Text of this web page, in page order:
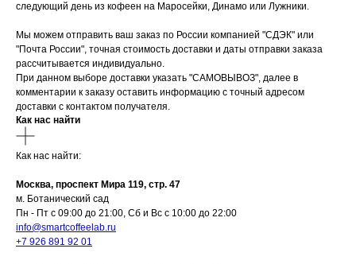
следующий день из кофеен на Маросейки, Динамо или Лужники.
Мы можем отправить ваш заказ по России компанией "СДЭК" или
"Почта России", точная стоимость доставки и даты отправки заказа
рассчитывается индивидуально.
При данном выборе доставки указать "САМОВЫВОЗ", далее в
комментарии к заказу оставить информацию с точный адресом
доставки с контактом получателя.
Как нас найти
Как нас найти:
Москва, проспект Мира 119, стр. 47
м. Ботанический сад
Пн - Пт с 09:00 до 21:00, Сб и Вс с 10:00 до 22:00
info@smartcoffeelab.ru
+7 926 891 92 01